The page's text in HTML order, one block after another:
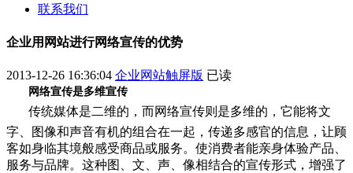
联系我们
企业用网站进行网络宣传的优势
2013-12-26 16:36:04 企业网站触屏版 已读
网络宣传是多维宣传
传统媒体是二维的，而网络宣传则是多维的，它能将文
字、图像和声音有机的组合在一起，传递多感官的信息，让顾
客如身临其境般感受商品或服务。使消费者能亲身体验产品、
服务与品牌。这种图、文、声、像相结合的宣传形式，增强了